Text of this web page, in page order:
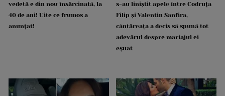
vedetă e din nou însărcinată, la
40 de ani! Uite ce frumos a
anunțat!
s-au liniștit apele între Codruța
Filip și Valentin Sanfira,
cântăreața a decis să spună tot
adevărul despre mariajul ei
eșuat